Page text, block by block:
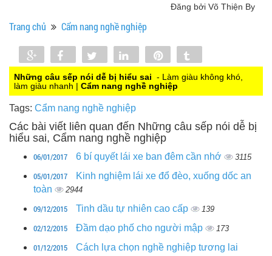
Đăng bởi Võ Thiện By
Trang chủ Cẩm nang nghề nghiệp
Share Share Tweet Share
Những câu sếp nói dễ bị hiểu sai - Làm giàu không khó,
làm giàu nhanh | Cẩm nang nghề nghiệp
Tags: Cẩm nang nghề nghiệp
Các bài viết liên quan đến Những câu sếp nói dễ bị
hiểu sai, Cẩm nang nghề nghiệp
06/01/2017 6 bí quyết lái xe ban đêm cần nhớ 3115
05/01/2017
Kinh nghiệm lái xe đổ đèo, xuống dốc an
toàn
2944
09/12/2015 Tinh dầu tự nhiên cao cấp 139
02/12/2015 Đầm dạo phố cho người mập 173
01/12/2015 Cách lựa chọn nghề nghiệp tương lai